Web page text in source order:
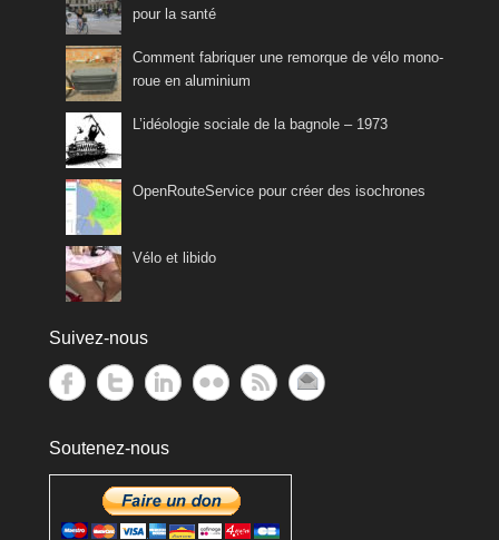
pour la santé
Comment fabriquer une remorque de vélo mono-
roue en aluminium
L’idéologie sociale de la bagnole – 1973
OpenRouteService pour créer des isochrones
Vélo et libido
Suivez-nous
Soutenez-nous